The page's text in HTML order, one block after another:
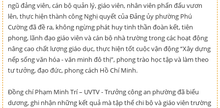
ngũ đảng viên, cán bộ quản lý, giáo viên, nhân viên phấn đấu vươn
lên, thực hiện thành công Nghị quyết của Đảng ủy phường Phú
Cường đã đề ra, không ngừng phát huy tinh thần đoàn kết, tiên
phong, lãnh đạo giáo viên và cán bộ nhà trường trong các hoạt động
nâng cao chất lượng giáo dục, thực hiện tốt cuộc vận động “Xây dựng
nếp sống văn hóa - văn minh đô thị”, phong trào học tập và làm theo
tư tưởng, đạo đức, phong cách Hồ Chí Minh.
Đồng chí Phạm Minh Trí – UVTV - Trưởng công an phường đã biểu
dương, ghi nhận những kết quả mà tập thể chi bộ và giáo viên trường